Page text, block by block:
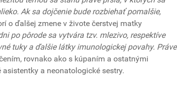
Ak sa dojčenie bude rozbiehať pomalšie,
o ďalšej zmene v živote čerstvej matky
po pôrode sa vytvára tzv. mlezivo, respektíve
tuky a ďalšie látky imunologickej povahy. Práve
rovnako ako s kúpaním a ostatnými
a neonatologické sestry.